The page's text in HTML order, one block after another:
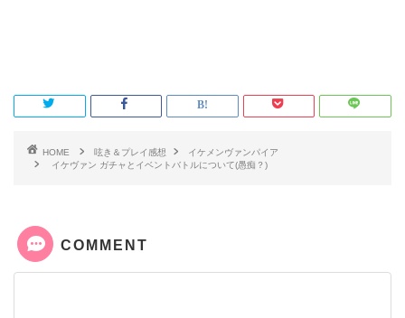
HOME 呟き＆プレイ感想
イケメンヴァンパイア
イケヴァン ガチャとイベントバトルについて(愚痴？)
COMMENT